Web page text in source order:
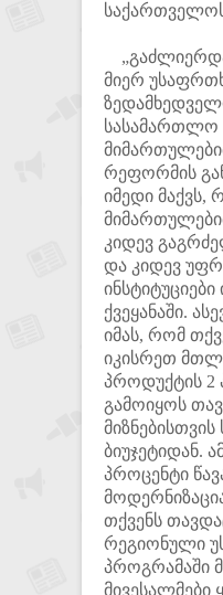
მიერ
სასამართლო
რეფორმის
იმედი მაქვს,
კიდევ
და კიდევ
ინსტიტუციები
ქვეყანაში.
იმას, რომ
იკისრეთ
პროდუქტის 2
გამოიყოს
ბიუჯეტიდან.
პროცენტი
თქვენს
რეგიონული
პროგრამაში
მივესალმები